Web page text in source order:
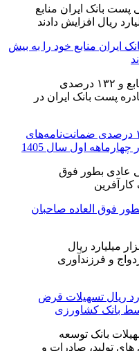
ایران منابع خود را به بیش
افزایش ۷۰ درصدی منابع و ۱۳۲ درصدی ضمانت‌نامه‌های
اول سال 1405
فوق العاده صاحبان
32 هزار میلیارد ریال تسهیلات قرض
بانک کشاورزی